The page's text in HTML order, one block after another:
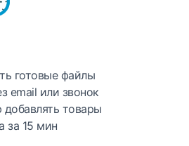
готовые файлы
email или звонок
товары
за 15 мин